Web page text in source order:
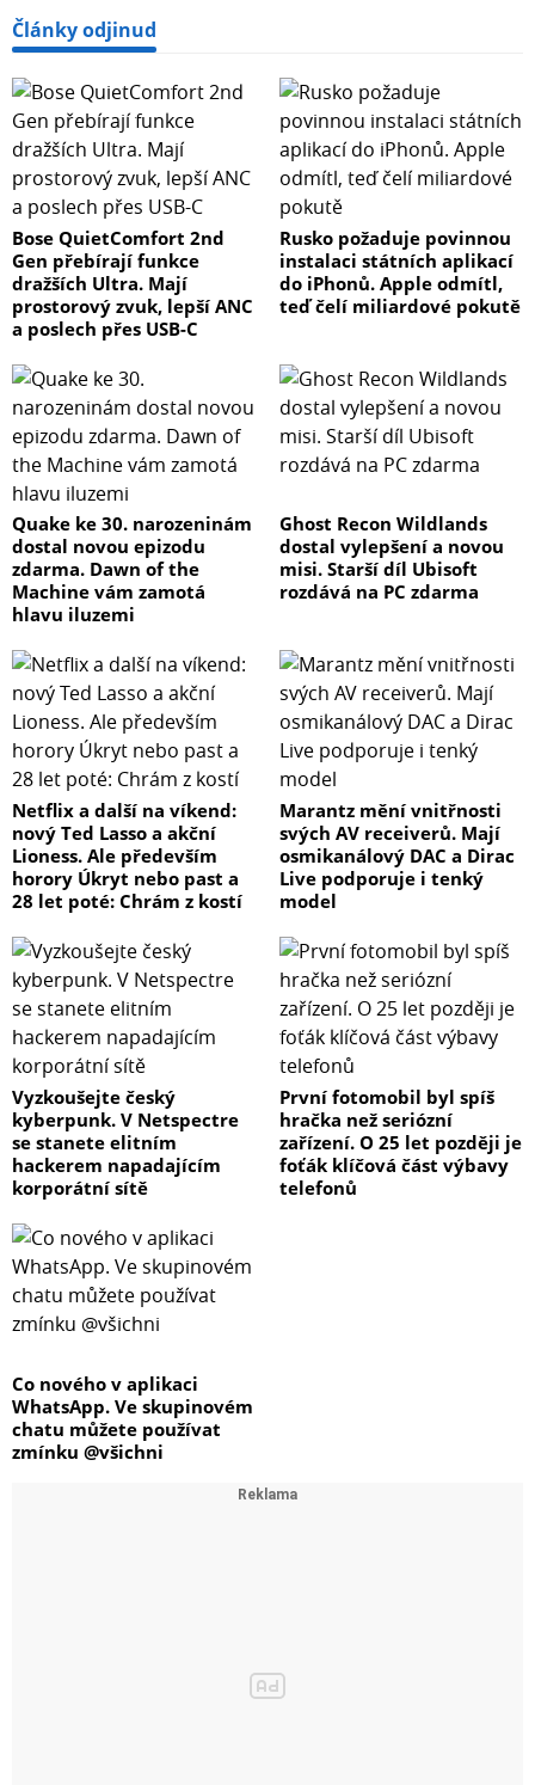
Články odjinud
Bose QuietComfort 2nd
Gen přebírají funkce
dražších Ultra. Mají
prostorový zvuk, lepší ANC
a poslech přes USB-C
Rusko požaduje povinnou
instalaci státních aplikací
do iPhonů. Apple odmítl,
teď čelí miliardové pokutě
Quake ke 30. narozeninám
dostal novou epizodu
zdarma. Dawn of the
Machine vám zamotá
hlavu iluzemi
Ghost Recon Wildlands
dostal vylepšení a novou
misi. Starší díl Ubisoft
rozdává na PC zdarma
Netflix a další na víkend:
nový Ted Lasso a akční
Lioness. Ale především
horory Úkryt nebo past a
28 let poté: Chrám z kostí
Marantz mění vnitřnosti
svých AV receiverů. Mají
osmikanálový DAC a Dirac
Live podporuje i tenký
model
Vyzkoušejte český
kyberpunk. V Netspectre
se stanete elitním
hackerem napadajícím
korporátní sítě
První fotomobil byl spíš
hračka než seriózní
zařízení. O 25 let později je
foťák klíčová část výbavy
telefonů
Co nového v aplikaci
WhatsApp. Ve skupinovém
chatu můžete používat
zmínku @všichni